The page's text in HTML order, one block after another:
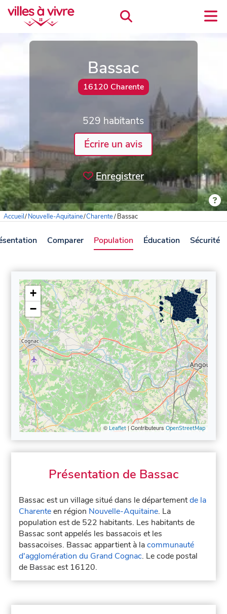
Bassac
16120 Charente
529 habitants
Écrire un avis
Enregistrer
Accueil/Nouvelle-Aquitaine/Charente/Bassac
Comparer Population Éducation Sécurité
+
−
© Leaflet| Contributeurs OpenStreetMap
Présentation de Bassac
Bassac est un village situé dans le départementde la
Charenteen région Nouvelle-Aquitaine. La
population est de 522 habitants. Les habitants de
Bassac sont appelés les bassacois et les
bassacoises. Bassac appartient à lacommunauté
d'agglomération du Grand Cognac. Le code postal
de Bassac est 16120.